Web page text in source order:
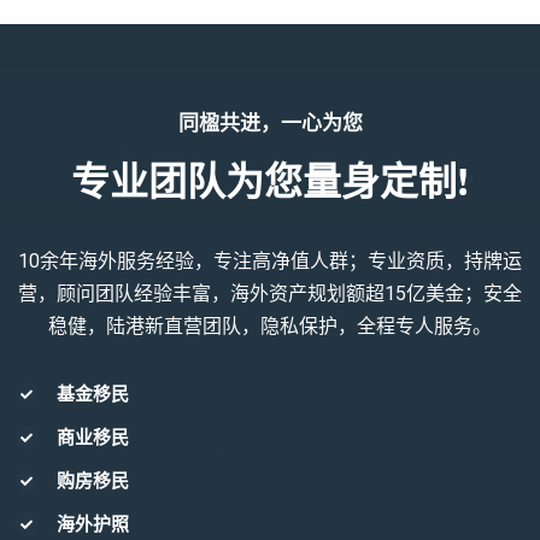
同楹共进，一心为您
专业团队为您量身定制!
10余年海外服务经验，专注高净值人群；专业资质，持牌运
营，顾问团队经验丰富，海外资产规划额超15亿美金；安全
稳健，陆港新直营团队，隐私保护，全程专人服务。
基金移民
商业移民
购房移民
海外护照